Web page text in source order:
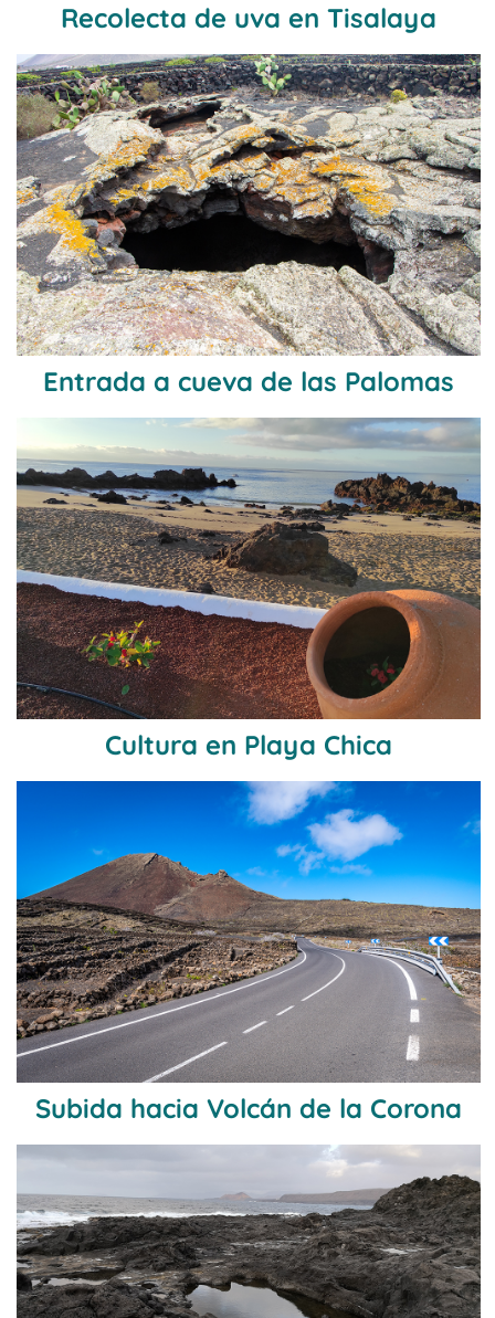
Recolecta de uva en Tisalaya
Entrada a cueva de las Palomas
Cultura en Playa Chica
Subida hacia Volcán de la Corona